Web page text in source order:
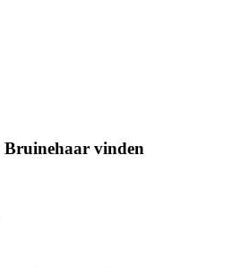
Bruinehaar vinden